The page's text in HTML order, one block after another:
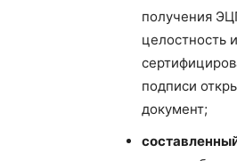
получения
целостность
подписи
документ;